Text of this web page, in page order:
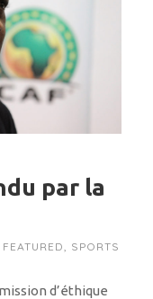
par la
FEATURED SPORTS
d’éthique